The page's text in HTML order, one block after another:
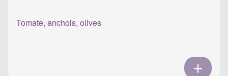
Tomate, anchois, olives